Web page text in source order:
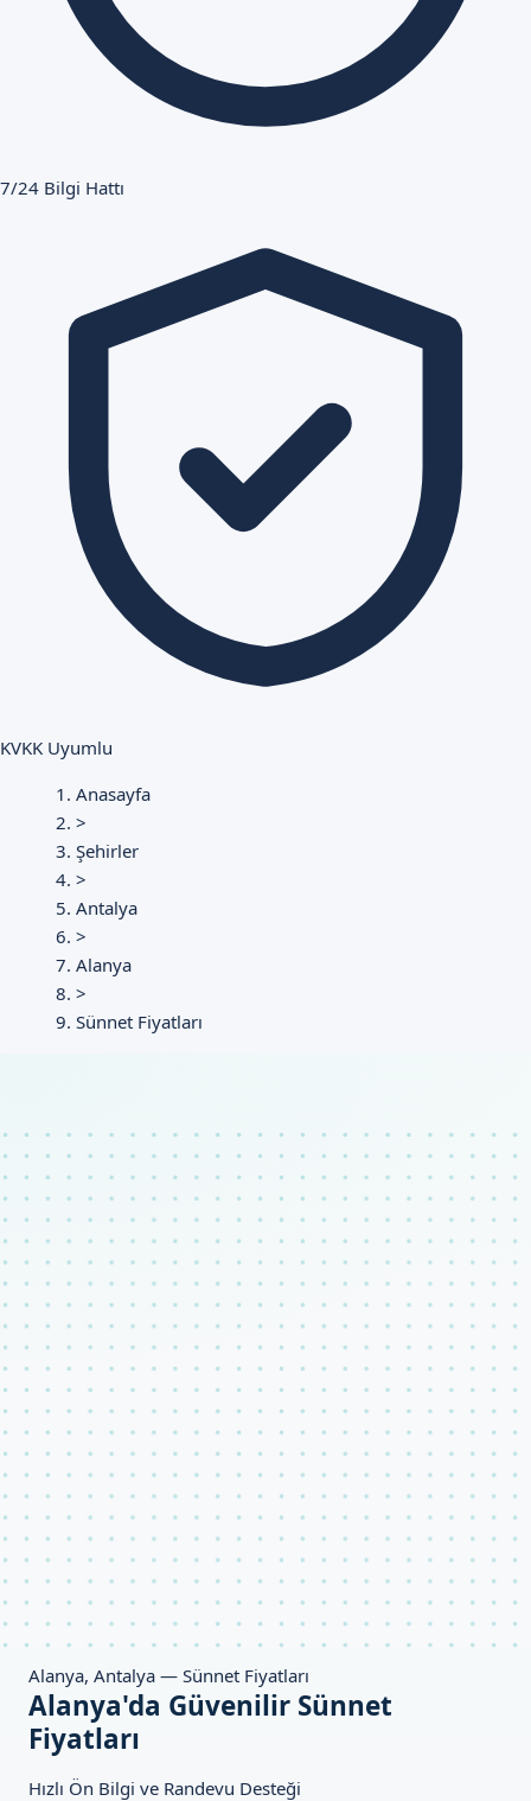
7/24 Bilgi Hattı
KVKK Uyumlu
Anasayfa
>
Şehirler
>
Antalya
>
Alanya
>
Sünnet Fiyatları
Alanya, Antalya — Sünnet Fiyatları
Alanya'da Güvenilir Sünnet
Fiyatları
Hızlı Ön Bilgi ve Randevu Desteği